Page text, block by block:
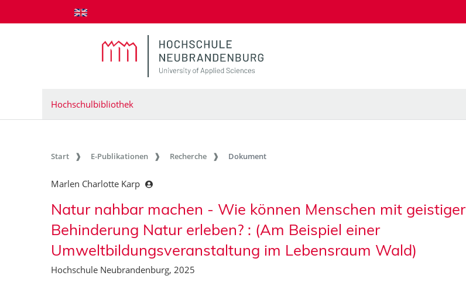
zum Inhalt springen
Hochschulbibliothek
Start E-Publikationen Recherche Dokument
Marlen Charlotte Karp
Natur nahbar machen - Wie können Menschen mit geistiger
Behinderung Natur erleben? : (Am Beispiel einer
Umweltbildungsveranstaltung im Lebensraum Wald)
Hochschule Neubrandenburg, 2025